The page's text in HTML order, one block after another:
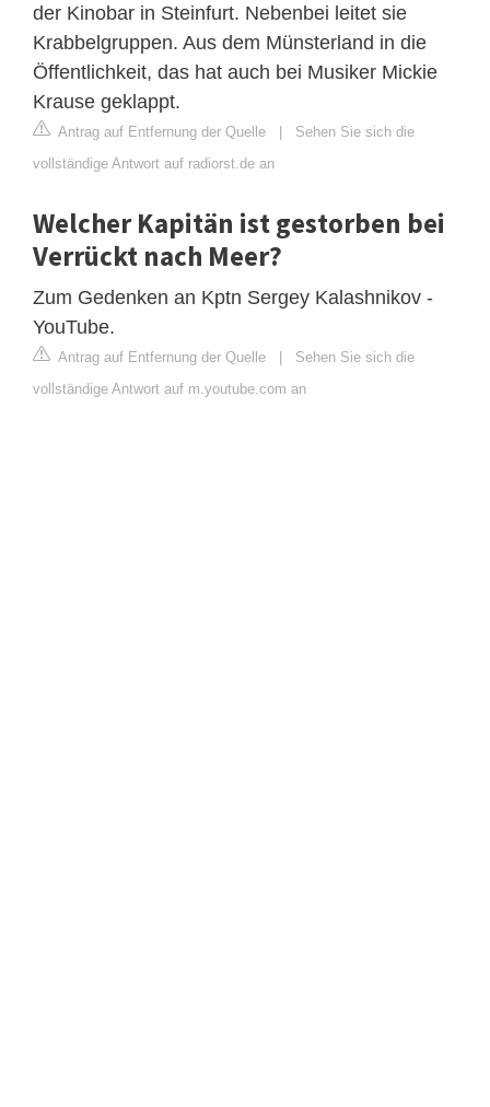
der Kinobar in Steinfurt. Nebenbei leitet sie
Krabbelgruppen. Aus dem Münsterland in die
Öffentlichkeit, das hat auch bei Musiker Mickie
Krause geklappt.
Antrag auf Entfernung der Quelle | Sehen Sie sich die
vollständige Antwort auf radiorst.de an
Welcher Kapitän ist gestorben bei
Verrückt nach Meer?
Zum Gedenken an Kptn Sergey Kalashnikov -
YouTube.
Antrag auf Entfernung der Quelle | Sehen Sie sich die
vollständige Antwort auf m.youtube.com an